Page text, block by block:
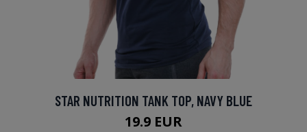
STAR NUTRITION TANK TOP, NAVY BLUE
19.9 EUR